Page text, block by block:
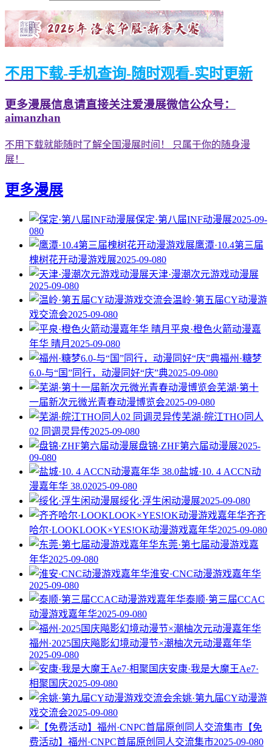
不用下载-手机查询-随时观看-实时更新
更多漫展信息请直接关注爱漫展微信公众号：
aimanzhan
不用下载就能随时了解全国漫展时间！ 只属于你的随身漫
展！
更多漫展
保定·第八届INF动漫展2025-09-
080
鹰潭·10.4第三届
槐树花开动漫游戏展2025-09-080
天津·漫潮次元游戏动漫展
2025-09-080
温岭·第五届CY动漫游
戏交流会2025-09-080
平泉·橙色火箭动漫嘉
年华 晴月 2025-09-080
福州·糖梦
6.0-与“国”同行，动漫同好“庆”典2025-09-080
芜湖·第十
一届新次元微光青春动漫博览会2025-09-080
芜湖·皖江THO同人
02 同调灵异传2025-09-080
盘锦·ZHF第六届动漫展2025-
09-080
盐城·10. 4 ACCN动
漫嘉年华 38.02025-09-080
绥化·浮生闲动漫展2025-09-080
齐齐
哈尔·LOOKLOOK×YES!OK动漫游戏嘉年华2025-09-080
东莞·第七届动漫游戏嘉
年华2025-09-080
淮安·CNC动漫游戏嘉年华
2025-09-080
泰顺·第三届CCAC
动漫游戏嘉年华2025-09-080
福州·2025国庆飚影幻境动漫节×潮柚次元动漫嘉年华
2025-09-080
安康·我是大魔王Ae7·
相聚国庆2025-09-080
余姚·第九届CY动漫游
戏交流会2025-09-080
【免
费活动】福州·CNPC首届原创同人交流集市2025-09-080